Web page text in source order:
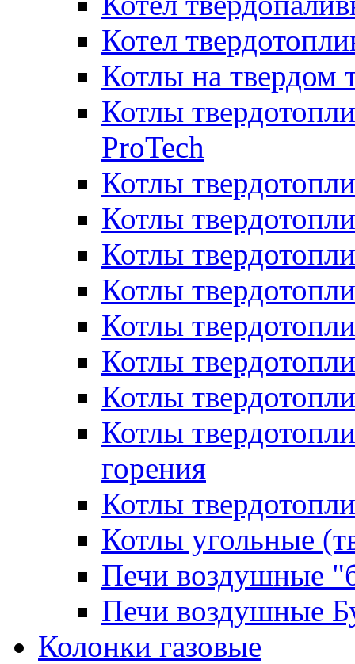
Котел
Котлы на твердом
Котлы
ProTech
Котлы
Котлы
Котлы
Котлы
Котлы
Котлы
Котлы
Котлы
горения
Котлы
Котлы угольные
Печи воздушные
Печи воздушные
Колонки газовые